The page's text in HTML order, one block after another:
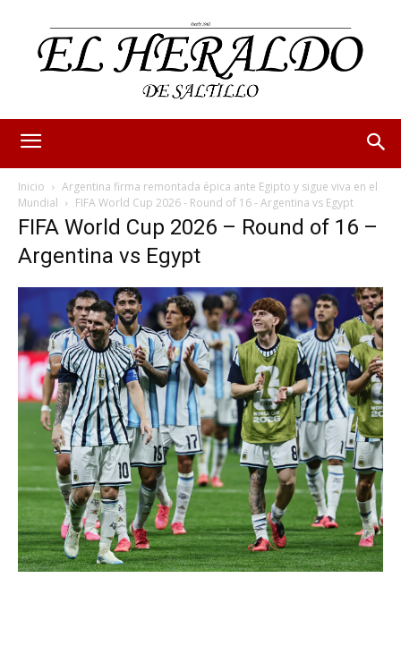
Inicio
Argentina firma remontada épica ante Egipto y sigue viva en el
Mundial
FIFA World Cup 2026 - Round of 16 - Argentina vs Egypt
FIFA World Cup 2026 – Round of 16 –
Argentina vs Egypt